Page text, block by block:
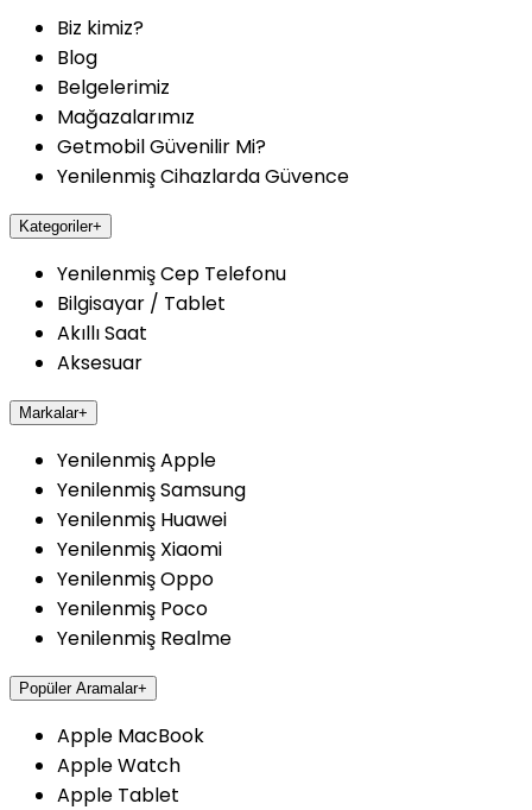
Biz kimiz?
Blog
Belgelerimiz
Mağazalarımız
Getmobil Güvenilir Mi?
Yenilenmiş Cihazlarda Güvence
Kategoriler+
Yenilenmiş Cep Telefonu
Bilgisayar / Tablet
Akıllı Saat
Aksesuar
Markalar+
Yenilenmiş Apple
Yenilenmiş Samsung
Yenilenmiş Huawei
Yenilenmiş Xiaomi
Yenilenmiş Oppo
Yenilenmiş Poco
Yenilenmiş Realme
Popüler Aramalar+
Apple MacBook
Apple Watch
Apple Tablet